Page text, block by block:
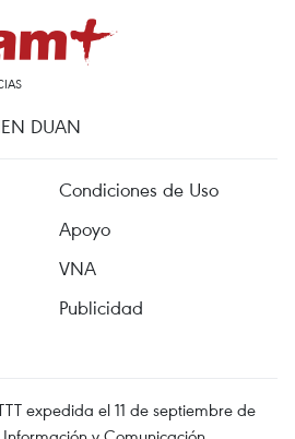
DUAN
Condiciones de Uso
Apoyo
VNA
Publicidad
expedida el 11 de septiembre de